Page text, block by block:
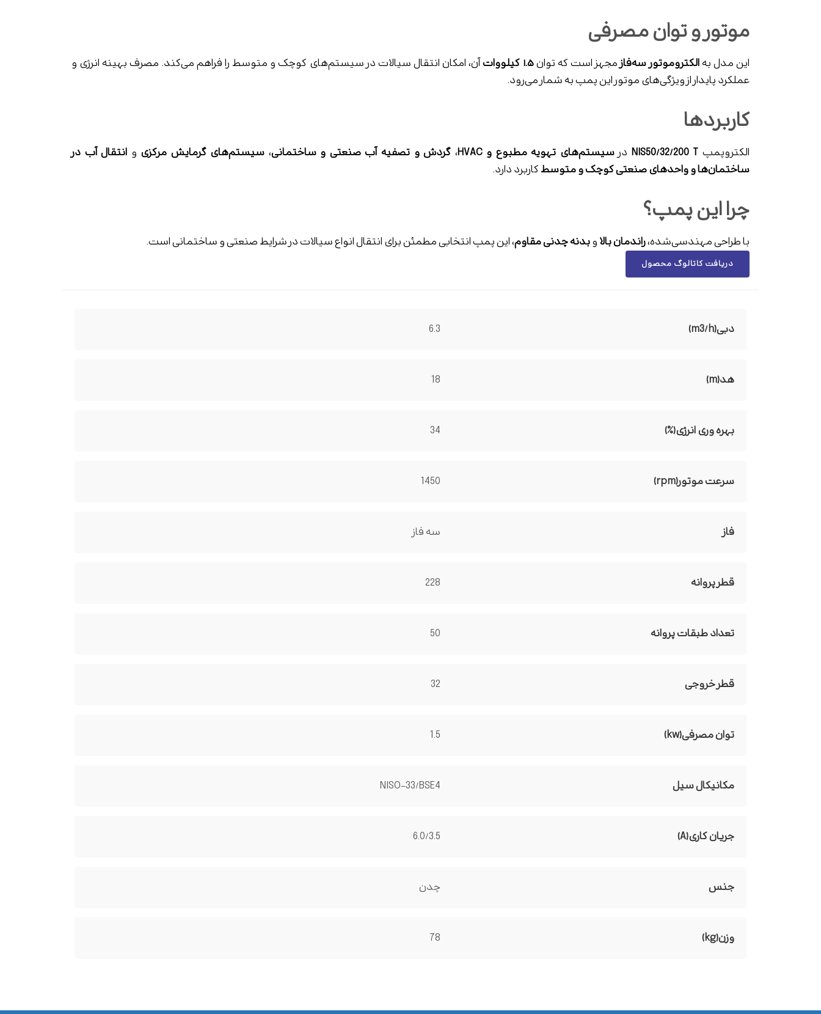
موتور و توان مصرفی
این مدل بهالکتروموتور سه‌فازمجهز است که توان۱.۵ کیلووات
آن، امکان انتقال سیالات در سیستم‌های کوچک و متوسط را فراهم می‌کند. مصرف بهینه انرژی و
عملکرد پایدار از ویژگی‌های موتور این پمپ به شمار می‌رود.
کاربردها
الکتروپمپ NIS50/32/200 T درسیستم‌های تهویه مطبوع و HVAC ، گردش و تصفیه آب صنعتی و ساختمانی، سیستم‌های گرمایش مرکزی و انتقال آب در
ساختمان‌ها و واحدهای صنعتی کوچک و متوسطکاربرد دارد.
چرا این پمپ؟
با طراحی مهندسی‌شده،راندمان بالاوبدنه چدنی مقاوم، این پمپ انتخابی مطمئن برای انتقال انواع سیالات در شرایط صنعتی و ساختمانی است.
دریافت کاتالوگ محصول
دبی(m3/h) 6.3
هد(m) 18
بهره وری انرژی(%) 34
سرعت موتور(rpm) 1450
فاز سه فاز
قطر پروانه 228
تعداد طبقات پروانه 50
قطر خروجی 32
توان مصرفی(kw) 1.5
مکانیکال سیل NISO-33/BSE4
جریان کاری(A) 6.0/3.5
جنس چدن
وزن(kg) 78